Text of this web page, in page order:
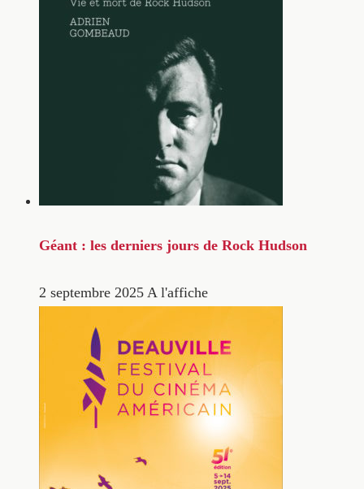
Géant : les derniers jours de Rock Hudson
2 septembre 2025 A l'affiche